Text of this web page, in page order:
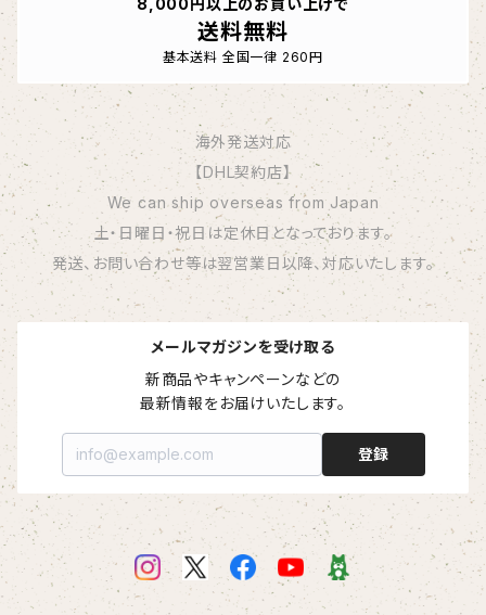
送料無料
基本送料 全国一律 260円
海外発送対応
【DHL契約店】
We can ship overseas from Japan
土・日曜日・祝日は定休日となっております。
発送、お問い合わせ等は翌営業日以降、対応いたします。
メールマガジンを受け取る
新商品やキャンペーンなどの
最新情報をお届けいたします。
登録